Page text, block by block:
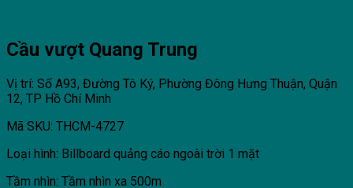
Cầu vượt Quang Trung
Vị trí: Số A93, Đường Tô Ký, Phường Đông Hưng Thuận, Quận
12, TP Hồ Chí Minh
Mã SKU: THCM-4727
Loại hình: Billboard quảng cáo ngoài trời 1 mặt
Tầm nhìn: Tầm nhìn xa 500m